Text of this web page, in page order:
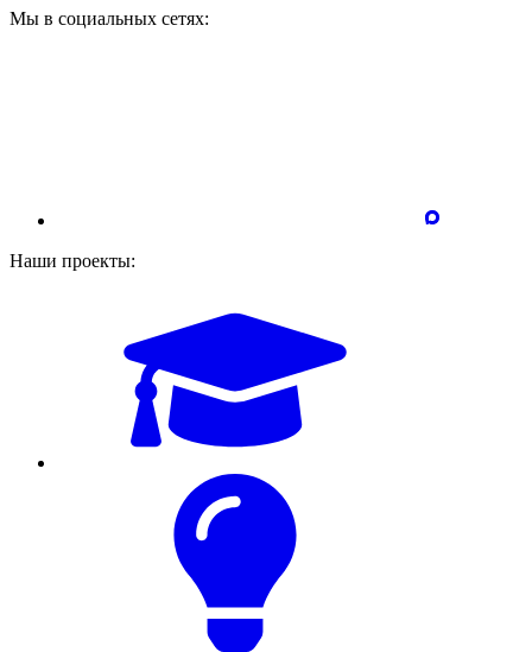
Мы в социальных сетях:
Наши проекты: